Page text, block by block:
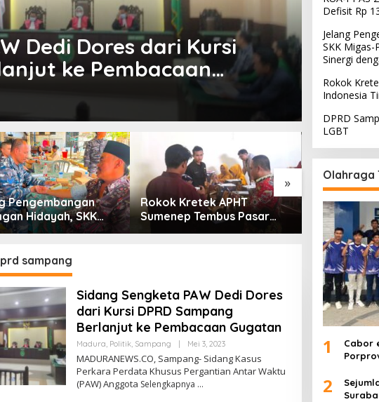
Dedi Dores dari Kursi
ke Pembacaan
»
Pengembangan
Hidayah, SKK
PC North Madura II
Sampang
Rokok Kretek APHT
Sumenep Tembus Pasar
DPRD
sampang
Sidang Sengketa PAW Dedi Dores
dari Kursi DPRD Sampang
Berlanjut ke Pembacaan Gugatan
Madura, Politik, Sampang Mei 3, 2023Oleh
MADURANEWS.CO, Sampang- Sidang Kasus
Perkara Perdata Khusus Pergantian Antar Waktu
(PAW) Anggota Selengkapnya
Defisit Rp
Jelang
SKK
Sinergi
Rokok
Indonesia
DPRD
LGBT
Olahraga
1
Cabor
2